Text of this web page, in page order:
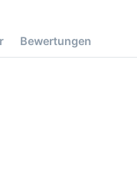
Bewertungen